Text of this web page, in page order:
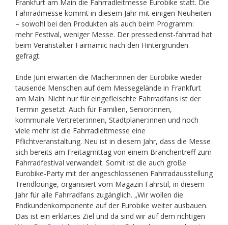
Frankfurt am Main die Fahrradleitmesse Eurobike statt. Die
Fahrradmesse kommt in diesem Jahr mit einigen Neuheiten
– sowohl bei den Produkten als auch beim Programm:
mehr Festival, weniger Messe. Der pressedienst-fahrrad hat
beim Veranstalter Fairnamic nach den Hintergründen
gefragt.
Ende Juni erwarten die Macher:innen der Eurobike wieder
tausende Menschen auf dem Messegelände in Frankfurt
am Main. Nicht nur für eingefleischte Fahrradfans ist der
Termin gesetzt. Auch für Familien, Senior:innen,
kommunale Vertreter:innen, Stadtplaner:innen und noch
viele mehr ist die Fahrradleitmesse eine
Pflichtveranstaltung. Neu ist in diesem Jahr, dass die Messe
sich bereits am Freitagmittag von einem Branchentreff zum
Fahrradfestival verwandelt. Somit ist die auch große
Eurobike-Party mit der angeschlossenen Fahrradausstellung
Trendlounge, organisiert vom Magazin Fahrstil, in diesem
Jahr für alle Fahrradfans zugänglich. „Wir wollen die
Endkundenkomponente auf der Eurobike weiter ausbauen.
Das ist ein erklärtes Ziel und da sind wir auf dem richtigen